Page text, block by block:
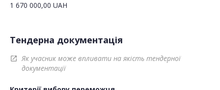
1 670 000,00 UAH
Тендерна документація
open_in_new
Як учасник може впливати на якість тендерної
документації